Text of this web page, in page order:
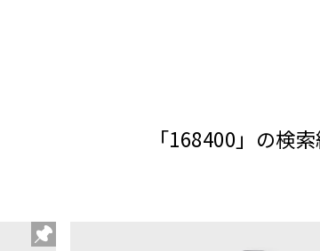
「168400」の検